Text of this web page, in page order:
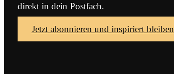
direkt in dein Postfach.
Jetzt abonnieren und inspiriert bleiben